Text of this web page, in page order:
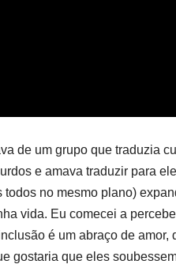
de um grupo que traduzia
e amava traduzir para
no mesmo plano)
vida. Eu comecei a
é um abraço de
gostaria que eles